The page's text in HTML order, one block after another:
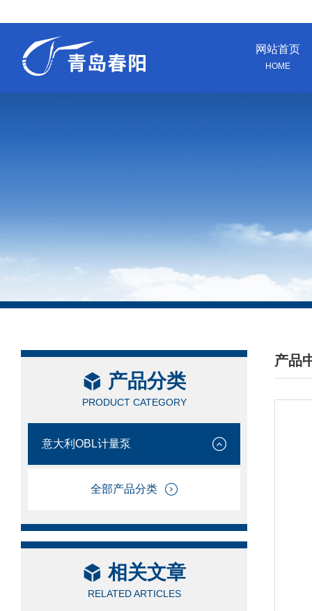
网站首页
HOME
产品分类
PRODUCT CATEGORY
意大利OBL计量泵
全部产品分类
相关文章
RELATED ARTICLES
产品
/